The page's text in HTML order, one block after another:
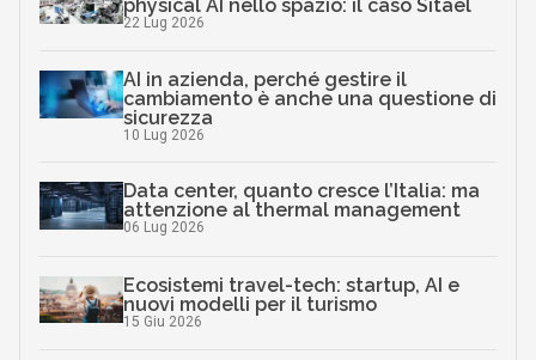
physical AI nello spazio: il caso Sitael
22 Lug 2026
AI in azienda, perché gestire il
cambiamento è anche una questione di
sicurezza
10 Lug 2026
Data center, quanto cresce l’Italia: ma
attenzione al thermal management
06 Lug 2026
Ecosistemi travel-tech: startup, AI e
nuovi modelli per il turismo
15 Giu 2026